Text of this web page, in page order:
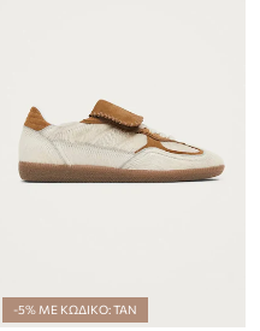
-5% ΜΕ ΚΩΔΙΚΟ: TAN